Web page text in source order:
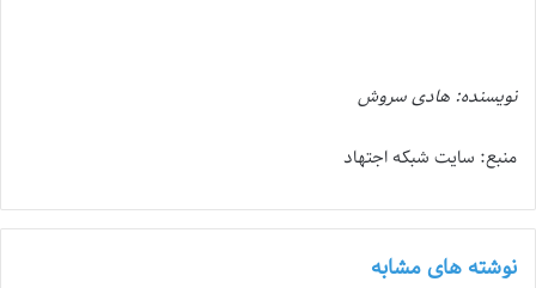
نویسنده: هادی سروش
منبع: سایت شبکه اجتهاد
نوشته های مشابه